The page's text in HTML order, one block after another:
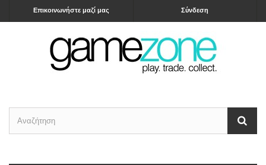
Σύνδεση
Επικοινωνήστε μαζί μας